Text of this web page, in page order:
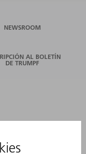
NEWSROOM
AL BOLETÍN
DE TRUMPF